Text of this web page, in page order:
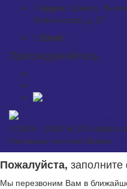
Адрес: Шимск,
Ломоносова, д. 37
Email:
Присоединяйтесь
© 2009 - 2026 vk 373
Натяжные потолки Шимск
Пожалуйста,
Мы перезвоним Вам в